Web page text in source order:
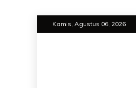
to
Kamis, Agustus 06, 2026